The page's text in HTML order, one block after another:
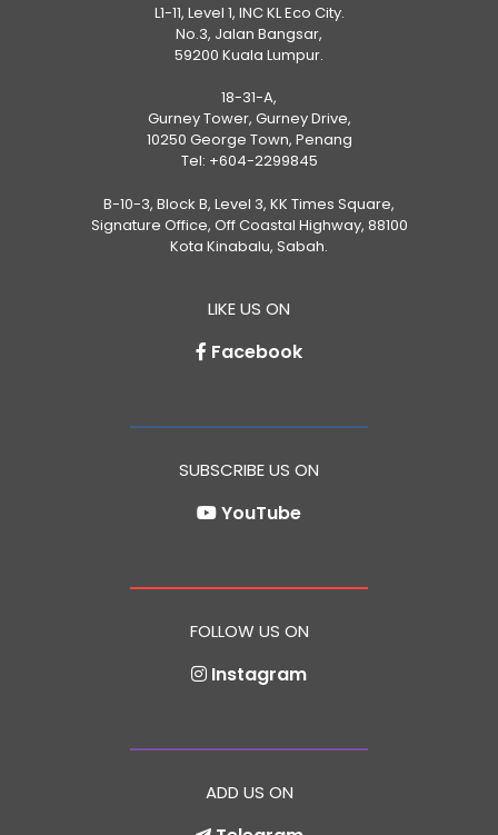
L1-11, Level 1, INC KL Eco City.
No.3, Jalan Bangsar,
59200 Kuala Lumpur.
18-31-A,
Gurney Tower, Gurney Drive,
10250 George Town, Penang
Tel: +604-2299845
B-10-3, Block B, Level 3, KK Times Square,
Signature Office, Off Coastal Highway, 88100
Kota Kinabalu, Sabah.
LIKE US ON
Facebook
SUBSCRIBE US ON
YouTube
FOLLOW US ON
Instagram
ADD US ON